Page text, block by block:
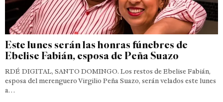
Este lunes serán las honras fúnebres de
Ebelise Fabián, esposa de Peña Suazo
RDÉ DIGITAL, SANTO DOMINGO. Los restos de Ebelise Fabián,
esposa del merenguero Virgilio Peña Suazo, serán velados este lunes
a…